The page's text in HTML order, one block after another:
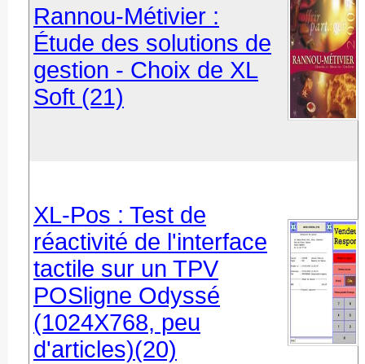
Rannou-Métivier :
Étude des solutions de
gestion - Choix de XL
Soft (21)
XL-Pos : Test de
réactivité de l'interface
tactile sur un TPV
POSligne Odyssé
(1024X768, peu
d'articles)(20)